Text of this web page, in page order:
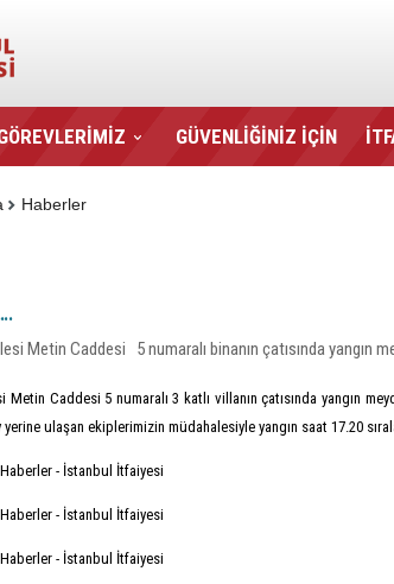
GÜVENLİĞİNİZ İÇİN
Haberler
Metin Caddesi 5 numaralı binanın çatısında yangın
Caddesi 5 numaralı 3 katlı villanın çatısında yangın
ulaşan ekiplerimizin müdahalesiyle yangın saat 17.20